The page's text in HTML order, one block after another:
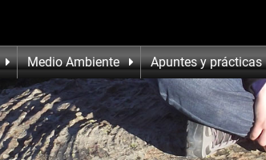
Medio Ambiente Apuntes y prácticas